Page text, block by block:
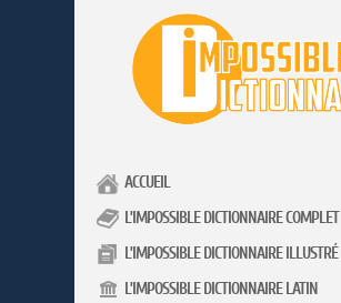
ACCUEIL
L’IMPOSSIBLE DICTIONNAIRE COMPLET
L’IMPOSSIBLE DICTIONNAIRE ILLUSTRÉ
L’IMPOSSIBLE DICTIONNAIRE LATIN